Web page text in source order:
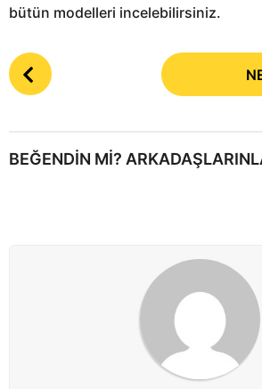
bütün modelleri incelebilirsiniz.
P
o
P
BEĞENDIN MI?